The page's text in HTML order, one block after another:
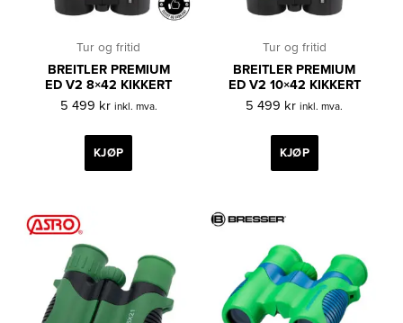
Tur og fritid
BREITLER PREMIUM
ED V2 8×42 KIKKERT
5 499 kr inkl. mva.
KJØP
Tur og fritid
BREITLER PREMIUM
ED V2 10×42 KIKKERT
5 499 kr inkl. mva.
KJØP